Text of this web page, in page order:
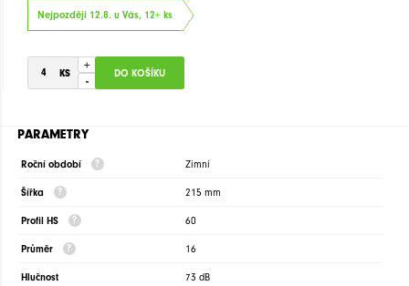
Nejpozději 12.8. u Vás, 12+ ks
+
-
PARAMETRY
Roční období Zimní
Šířka 215 mm
Profil HS 60
Průměr 16
Hlučnost 73 dB